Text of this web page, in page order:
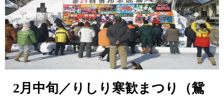
2月中旬／りしり寒歓まつり（鴛